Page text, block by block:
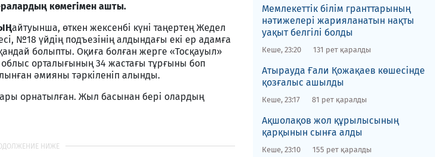
көмегімен ашты.
айтуынша, өткен жексенбі күні таңертең Жедел
№18 үйдің подъезінің алдындағы екі ер адамға
болыпты. Оқиға болған жерге «Тосқауыл»
орталығының 34 жастағы тұрғыны боп
әмияны тәркіленіп алынды.
орнатылған. Жыл басынан бері олардың
Мемлекеттік білім гранттарының
нәтижелері жарияланатын нақты
уақыт белгілі болды
Кеше, 23:20 131 рет қаралды
​Атырауда Ғали Қожақаев көшесінде
қозғалыс ашылды
Кеше, 23:17 81 рет қаралды
​Ақшолақов жол құрылысының
қарқынын сынға алды
Кеше, 23:10 155 рет қаралды